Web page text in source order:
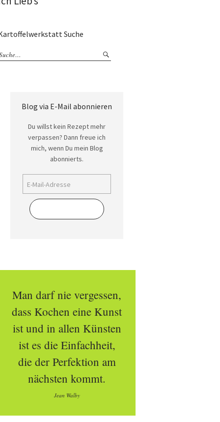
Suche
Blog via E-Mail abonnieren
Du willst kein Rezept mehr
verpassen? Dann freue ich
mich, wenn Du mein Blog
abonnierts.
Man darf nie vergessen,
dass Kochen eine Kunst
ist und in allen Künsten
ist es die Einfachheit,
die der Perfektion am
nächsten kommt.
Jean Walby